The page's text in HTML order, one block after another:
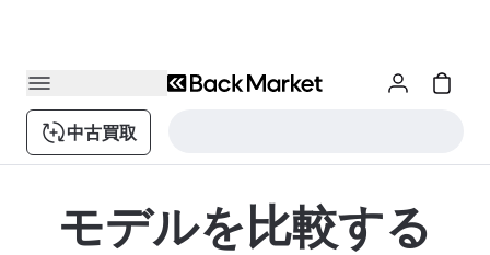
中古買取
モデルを比較する